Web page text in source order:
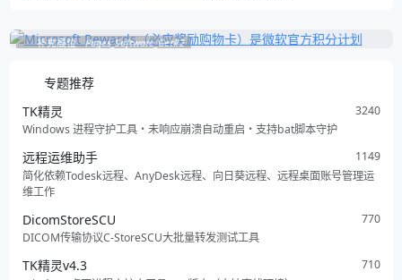
展示最新的n条）
补充展位 Pages_Software_Get#2
专题推荐
TK精灵
3240
Windows 进程守护工具・未响应崩溃自动重启・支持bat脚本守护
远程运维助手
1149
简化依赖Todesk远程、AnyDesk远程、向日葵远程、远程桌面账号管理运
维工作
DicomStoreSCU
770
DICOM传输协议C-StoreSCU大批量转发测试工具
TK精灵v4.3
710